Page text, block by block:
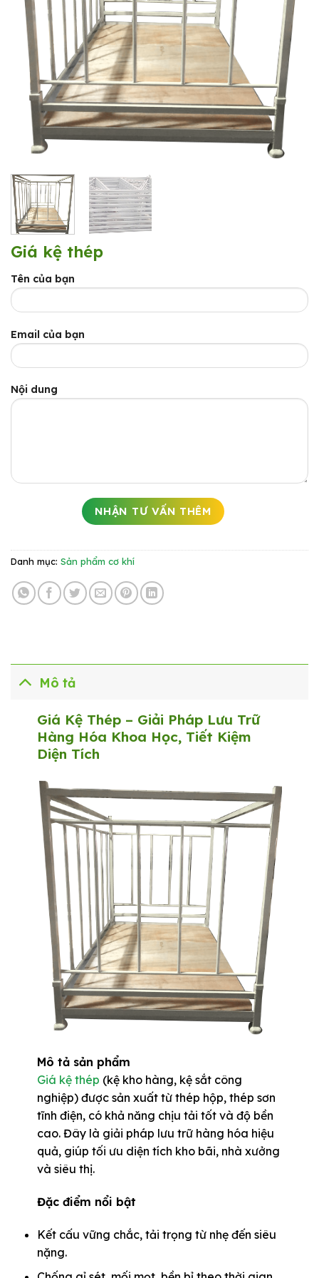
Giá kệ thép
Tên của bạn
Email của bạn
Nội dung
Danh mục: Sản phẩm cơ khí
Mô tả
Giá Kệ Thép – Giải Pháp Lưu Trữ
Hàng Hóa Khoa Học, Tiết Kiệm
Diện Tích
Mô tả sản phẩm
Giá kệ thép (kệ kho hàng, kệ sắt công
nghiệp) được sản xuất từ thép hộp, thép sơn
tĩnh điện, có khả năng chịu tải tốt và độ bền
cao. Đây là giải pháp lưu trữ hàng hóa hiệu
quả, giúp tối ưu diện tích kho bãi, nhà xưởng
và siêu thị.
Đặc điểm nổi bật
Kết cấu vững chắc, tải trọng từ nhẹ đến siêu
nặng.